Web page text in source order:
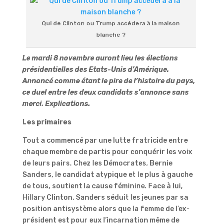
Qui de Clinton ou Trump accédera à la maison
blanche ?
Le mardi 8 novembre auront lieu les élections
présidentielles des Etats-Unis d’Amérique.
Annoncé comme étant le pire de l’histoire du pays,
ce duel entre les deux candidats s’annonce sans
merci. Explications.
Les primaires
Tout a commencé par une lutte fratricide entre
chaque membre de partis pour conquérir les voix
de leurs pairs. Chez les Démocrates, Bernie
Sanders, le candidat atypique et le plus à gauche
de tous, soutient la cause féminine. Face à lui,
Hillary Clinton. Sanders séduit les jeunes par sa
position antisystème alors que la femme de l’ex-
président est pour eux l’incarnation même de